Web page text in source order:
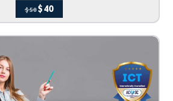
$50$40